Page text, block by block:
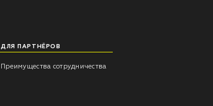
ДЛЯ ПАРТНЁРОВ
Преимущества сотрудничества